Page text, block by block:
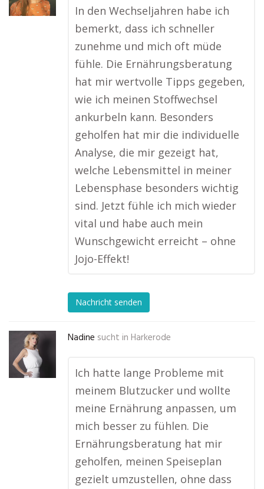
In den Wechseljahren habe ich
bemerkt, dass ich schneller
zunehme und mich oft müde
fühle. Die Ernährungsberatung
hat mir wertvolle Tipps gegeben,
wie ich meinen Stoffwechsel
ankurbeln kann. Besonders
geholfen hat mir die individuelle
Analyse, die mir gezeigt hat,
welche Lebensmittel in meiner
Lebensphase besonders wichtig
sind. Jetzt fühle ich mich wieder
vital und habe auch mein
Wunschgewicht erreicht – ohne
Jojo-Effekt!
Nachricht senden
Nadine sucht in Harkerode
Ich hatte lange Probleme mit
meinem Blutzucker und wollte
meine Ernährung anpassen, um
mich besser zu fühlen. Die
Ernährungsberatung hat mir
geholfen, meinen Speiseplan
gezielt umzustellen, ohne dass